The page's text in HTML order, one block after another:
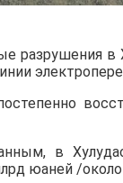
разрушения в
в
юаней /